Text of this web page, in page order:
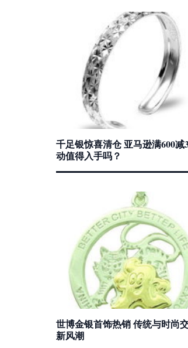
千足银惊喜清仓 亚马逊满600减
动值得入手吗？
世博金银首饰热销 传统与时尚
新风潮